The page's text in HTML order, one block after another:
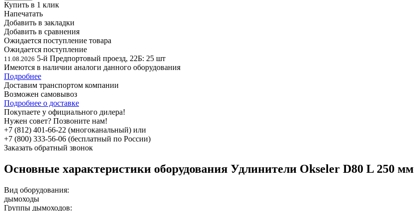
Купить в 1 клик
Напечатать
Добавить в закладки
Добавить в сравнения
Ожидается поступление товара
Ожидается поступление
11.08.2026 5-й Предпортовый проезд, 22Б: 25 шт
Имеются в наличии аналоги данного оборудования
Подробнее
Доставим транспортом компании
Возможен самовывоз
Подробнее о доставке
Покупаете у официального дилера!
Нужен совет? Позвоните нам!
+7 (812) 401-66-22 (многоканальный) или
+7 (800) 333-56-06 (бесплатный по России)
Заказать обратный звонок
Основные характеристики оборудования Удлинители Okseler D80 L 250 мм
Вид оборудования:
дымоходы
Группы дымоходов: